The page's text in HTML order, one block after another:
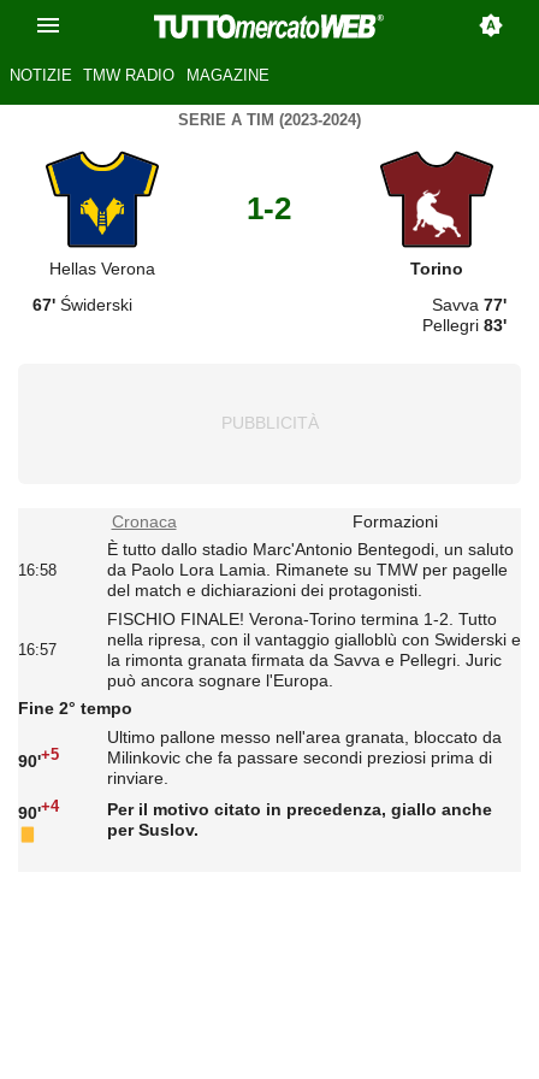
NOTIZIE TMW RADIO MAGAZINE
SERIE A TIM (2023-2024)
Hellas Verona
1-2
Torino
67' Świderski Savva 77'
Pellegri 83'
Cronaca Formazioni
16:58
È tutto dallo stadio Marc'Antonio Bentegodi, un saluto
da Paolo Lora Lamia. Rimanete su TMW per pagelle
del match e dichiarazioni dei protagonisti.
16:57
FISCHIO FINALE! Verona-Torino termina 1-2. Tutto
nella ripresa, con il vantaggio gialloblù con Swiderski e
la rimonta granata firmata da Savva e Pellegri. Juric
può ancora sognare l'Europa.
Fine 2° tempo
90'+5
Ultimo pallone messo nell'area granata, bloccato da
Milinkovic che fa passare secondi preziosi prima di
rinviare.
90'+4
Per il motivo citato in precedenza, giallo anche
per Suslov.